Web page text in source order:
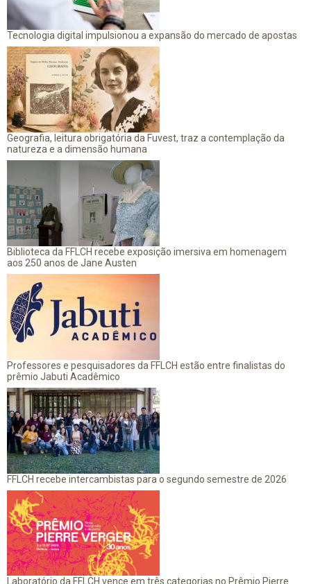
Tecnologia digital impulsionou a expansão do mercado de apostas
Geografia, leitura obrigatória da Fuvest, traz a contemplação da
natureza e a dimensão humana
Biblioteca da FFLCH recebe exposição imersiva em homenagem
aos 250 anos de Jane Austen
Professores e pesquisadores da FFLCH estão entre finalistas do
prêmio Jabuti Acadêmico
FFLCH recebe intercambistas para o segundo semestre de 2026
Laboratório da FFLCH vence em três categorias no Prêmio Pierre